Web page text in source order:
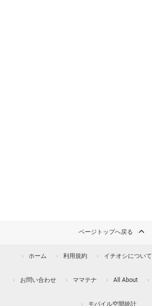
ページトップへ戻る
ホーム 利用規約 イチオシについて
お問い合わせ ママテナ All About
モバイル空間統計